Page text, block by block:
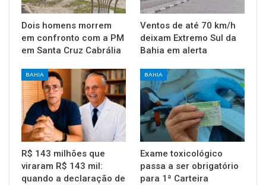
Dois homens morrem
em confronto com a PM
em Santa Cruz Cabrália
Ventos de até 70 km/h
deixam Extremo Sul da
Bahia em alerta
BAHIA
R$ 143 milhões que
viraram R$ 143 mil:
quando a declaração de
BAHIA
Exame toxicológico
passa a ser obrigatório
para 1ª Carteira